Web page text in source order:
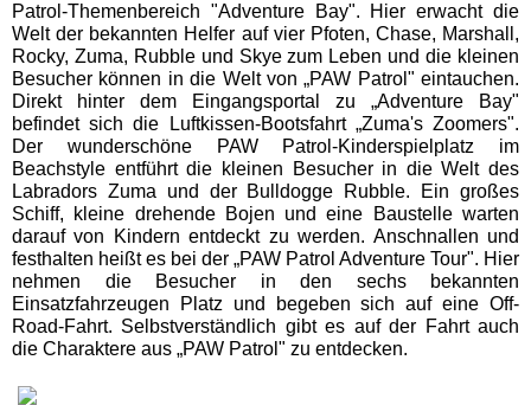
Irrland Kevelaer
Movie Park Germany
PanoramaPark
Phantasialand
potts park
Safariland Stukenbrock
Patrol-Themenbereich "Adventure Bay". Hier erwacht die
Welt der bekannten Helfer auf vier Pfoten, Chase, Marshall,
Rocky, Zuma, Rubble und Skye zum Leben und die kleinen
Besucher können in die Welt von „PAW Patrol" eintauchen.
Direkt hinter dem Eingangsportal zu „Adventure Bay"
befindet sich die Luftkissen-Bootsfahrt „Zuma's Zoomers".
Der wunderschöne PAW Patrol-Kinderspielplatz im
Beachstyle entführt die kleinen Besucher in die Welt des
Labradors Zuma und der Bulldogge Rubble. Ein großes
Schiff, kleine drehende Bojen und eine Baustelle warten
darauf von Kindern entdeckt zu werden. Anschnallen und
festhalten heißt es bei der „PAW Patrol Adventure Tour". Hier
nehmen die Besucher in den sechs bekannten
Einsatzfahrzeugen Platz und begeben sich auf eine Off-
Road-Fahrt. Selbstverständlich gibt es auf der Fahrt auch
die Charaktere aus „PAW Patrol" zu entdecken.